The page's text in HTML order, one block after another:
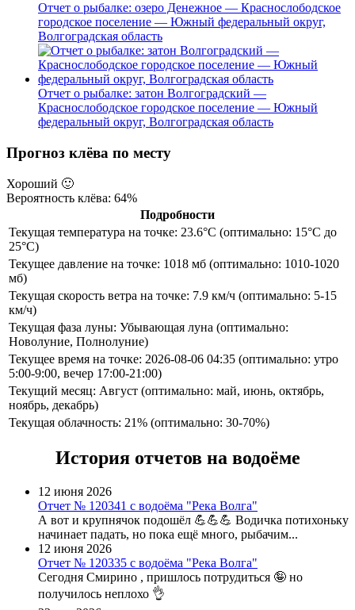
Отчет о рыбалке: озеро Денежное — Краснослободское
городское поселение — Южный федеральный округ,
Волгоградская область
Отчет о рыбалке: затон Волгоградский —
Краснослободское городское поселение — Южный
федеральный округ, Волгоградская область
Прогноз клёва по месту
Хороший 🙂
Вероятность клёва: 64%
Подробности
Текущая температура на точке: 23.6°C (оптимально: 15°C до
25°C)
Текущее давление на точке: 1018 мб (оптимально: 1010-1020
мб)
Текущая скорость ветра на точке: 7.9 км/ч (оптимально: 5-15
км/ч)
Текущая фаза луны: Убывающая луна (оптимально:
Новолуние, Полнолуние)
Текущее время на точке: 2026-08-06 04:35 (оптимально: утро
5:00-9:00, вечер 17:00-21:00)
Текущий месяц: Август (оптимально: май, июнь, октябрь,
ноябрь, декабрь)
Текущая облачность: 21% (оптимально: 30-70%)
История отчетов на водоёме
12 июня 2026
Отчет № 120341 с водоёма "Река Волга"
А вот и крупнячок подошёл 💪💪💪 Водичка потихоньку
начинает падать, но пока ещё много, рыбачим...
12 июня 2026
Отчет № 120335 с водоёма "Река Волга"
Сегодня Смирино , пришлось потрудиться 🤪 но
получилось неплохо 👌